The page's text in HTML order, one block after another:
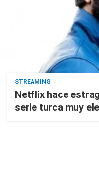
STREAMING
Netflix hace
serie turca muy